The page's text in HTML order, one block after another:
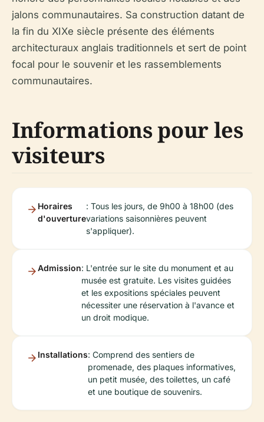
jalons communautaires. Sa construction datant de
la fin du XIXe siècle présente des éléments
architecturaux anglais traditionnels et sert de point
focal pour le souvenir et les rassemblements
communautaires.
Informations pour les
visiteurs
Horaires
d'ouverture
: Tous les jours, de 9h00 à 18h00 (des
variations saisonnières peuvent
s'appliquer).
Admission: L'entrée sur le site du monument et au
musée est gratuite. Les visites guidées
et les expositions spéciales peuvent
nécessiter une réservation à l'avance et
un droit modique.
Installations: Comprend des sentiers de
promenade, des plaques informatives,
un petit musée, des toilettes, un café
et une boutique de souvenirs.